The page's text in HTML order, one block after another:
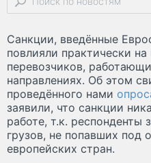
Санкции, введённые
повлияли практически
перевозчиков,
направлениях. Об этом
проведённого нами
заявили, что санкции
работе, т.к. респонденты
грузов, не попавших под
европейских стран.